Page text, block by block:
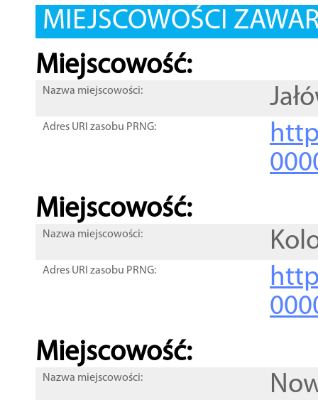
MIEJSCOWOŚCI
Miejscowość:
Nazwa miejscowości:
Adres URI zasobu PRNG:
Miejscowość:
Nazwa miejscowości:
Adres URI zasobu PRNG:
Miejscowość:
Nazwa miejscowości: